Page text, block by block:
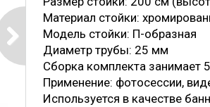
Материал стойки:
Модель стойки: П-образная
Диаметр трубы: 25 мм
Cборка комплекта занимает
Применение: фотосессии,
Используется в качестве